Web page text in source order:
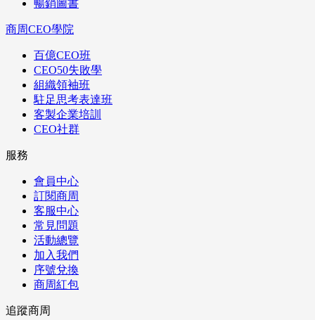
暢銷圖書
商周CEO學院
百億CEO班
CEO50失敗學
組織領袖班
駐足思考表達班
客製企業培訓
CEO社群
服務
會員中心
訂閱商周
客服中心
常見問題
活動總覽
加入我們
序號兌換
商周紅包
追蹤商周